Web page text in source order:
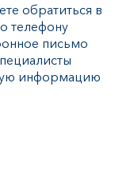
обратиться в
телефону
письмо
информацию